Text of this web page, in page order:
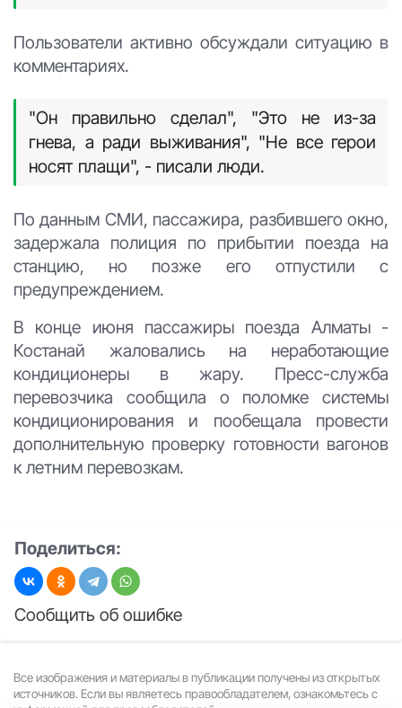
Пользователи активно обсуждали ситуацию в
комментариях.
"Он правильно сделал", "Это не из-за
гнева, а ради выживания", "Не все герои
носят плащи", - писали люди.
По данным СМИ, пассажира, разбившего окно,
задержала полиция по прибытии поезда на
станцию, но позже его отпустили с
предупреждением.
В конце июня пассажиры поезда Алматы -
Костанай жаловались на неработающие
кондиционеры в жару. Пресс-служба
перевозчика сообщила о поломке системы
кондиционирования и пообещала провести
дополнительную проверку готовности вагонов
к летним перевозкам.
Поделиться:
Сообщить об ошибке
Все изображения и материалы в публикации получены из открытых
источников. Если вы являетесь правообладателем, ознакомьтесь с